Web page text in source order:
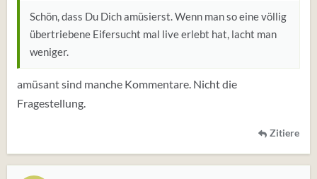
Schön, dass Du Dich amüsierst. Wenn man so eine völlig
übertriebene Eifersucht mal live erlebt hat, lacht man
weniger.
amüsant sind manche Kommentare. Nicht die
Fragestellung.
Zitiere